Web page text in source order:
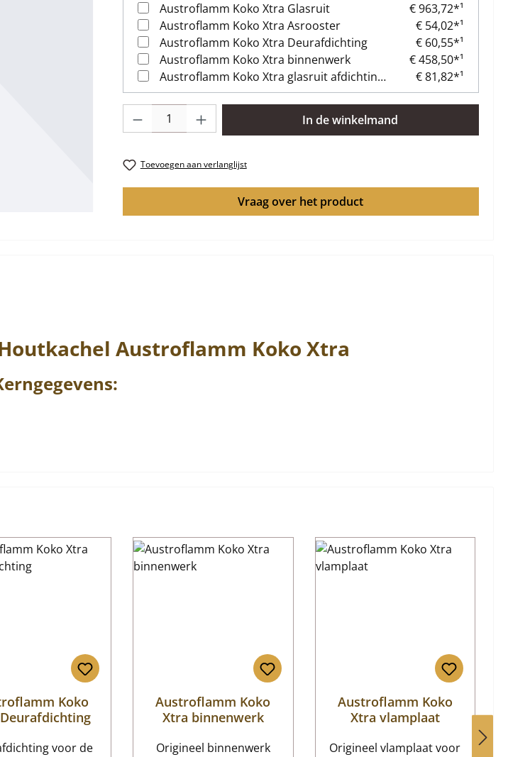
Austroflamm Koko Xtra Glasruit
€ 963,72*¹
Austroflamm Koko Xtra Asrooster
€ 54,02*¹
Austroflamm Koko Xtra Deurafdichting
€ 60,55*¹
Austroflamm Koko Xtra binnenwerk
€ 458,50*¹
Austroflamm Koko Xtra glasruit afdichting Set
€ 81,82*¹
Producthoeveelheid: Voer de gewenste hoeveelheid in of gebruik de knoppen
In de winkelmand
Toevoegen aan verlanglijst
Vraag over het product
Austroflamm Koko Xtra
Koko
voor de
Austroflamm Koko
Xtra binnenwerk
Origineel binnenwerk
Austroflamm Koko
Xtra vlamplaat
Origineel vlamplaat voor